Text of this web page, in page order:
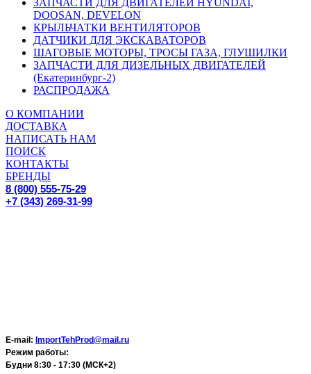
ЗАПЧАСТИ ДЛЯ ДВИГАТЕЛЕЙ HYUNDAI,
DOOSAN, DEVELON
КРЫЛЬЧАТКИ ВЕНТИЛЯТОРОВ
ДАТЧИКИ ДЛЯ ЭКСКАВАТОРОВ
ШАГОВЫЕ МОТОРЫ, ТРОСЫ ГАЗА, ГЛУШИЛКИ
ЗАПЧАСТИ ДЛЯ ДИЗЕЛЬНЫХ ДВИГАТЕЛЕЙ
(Екатеринбург-2)
РАСПРОДАЖА
О КОМПАНИИ
ДОСТАВКА
НАПИСАТЬ НАМ
ПОИСК
КОНТАКТЫ
БРЕНДЫ
8 (800) 555-75-29
+7 (343) 269-31-99
E-mail: ImportTehProd@mail.ru
Режим работы:
Будни 8:30 - 17:30 (МСК+2)